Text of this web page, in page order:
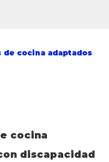
de cocina adaptados
cocina
discapacidad